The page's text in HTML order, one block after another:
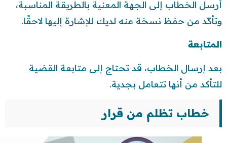
أرسل الخطاب إلى الجهة المعنية بالطريقة المناسبة،
وتأكّد من حفظ نسخة منه لديك للإشارة إليها لاحقًا.
المتابعة
بعد إرسال الخطاب، قد تحتاج إلى متابعة القضية
للتأكد من أنها تتعامل بجدية.
خطاب تظلم من قرار